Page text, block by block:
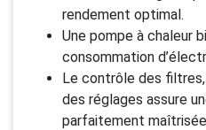
rendement optimal.
Une pompe à chaleur
consommation
Le contrôle des
des réglages assure
parfaitement